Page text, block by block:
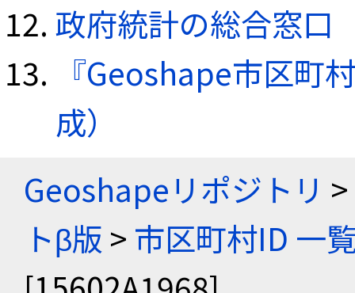
政府統計の総合窓口
『Geoshape市区町
成）
Geoshapeリポジトリ >
トβ版 > 市区町村ID 一